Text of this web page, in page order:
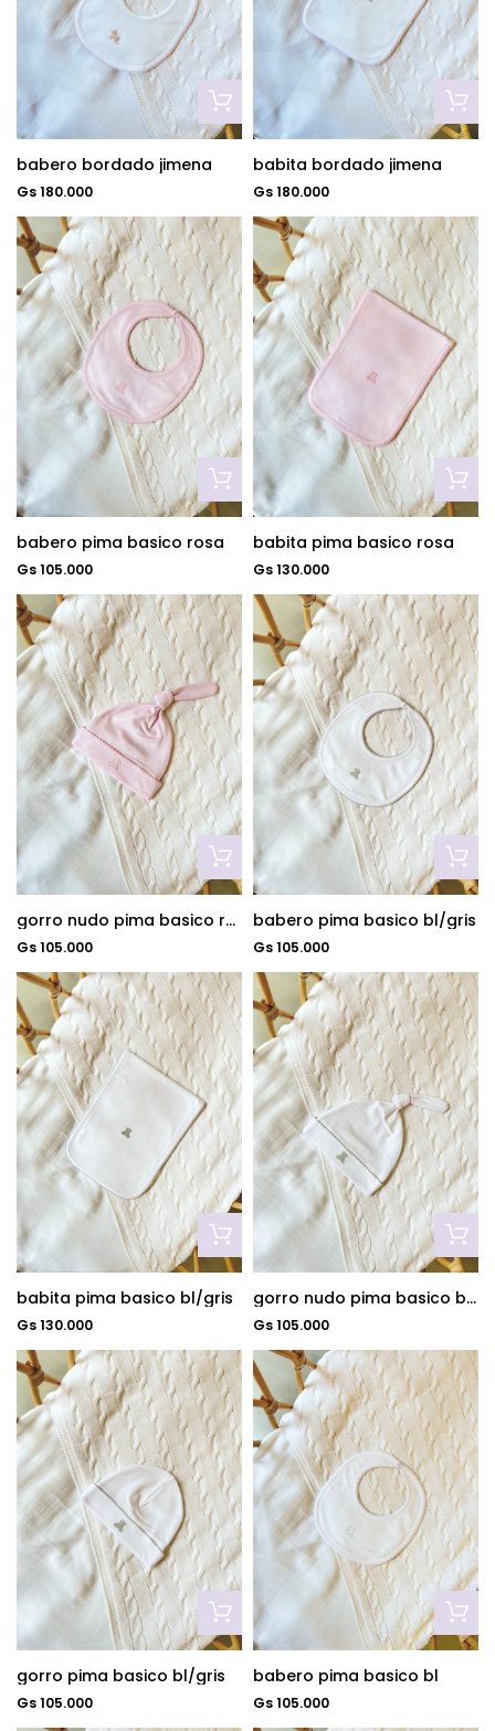
babero bordado jimena
Gs 180.000
babita bordado jimena
Gs 180.000
babero pima basico rosa
Gs 105.000
babita pima basico rosa
Gs 130.000
gorro nudo pima basico rosa
Gs 105.000
babero pima basico bl/gris
Gs 105.000
babita pima basico bl/gris
Gs 130.000
gorro nudo pima basico bl/gris
Gs 105.000
gorro pima basico bl/gris
Gs 105.000
babero pima basico bl
Gs 105.000